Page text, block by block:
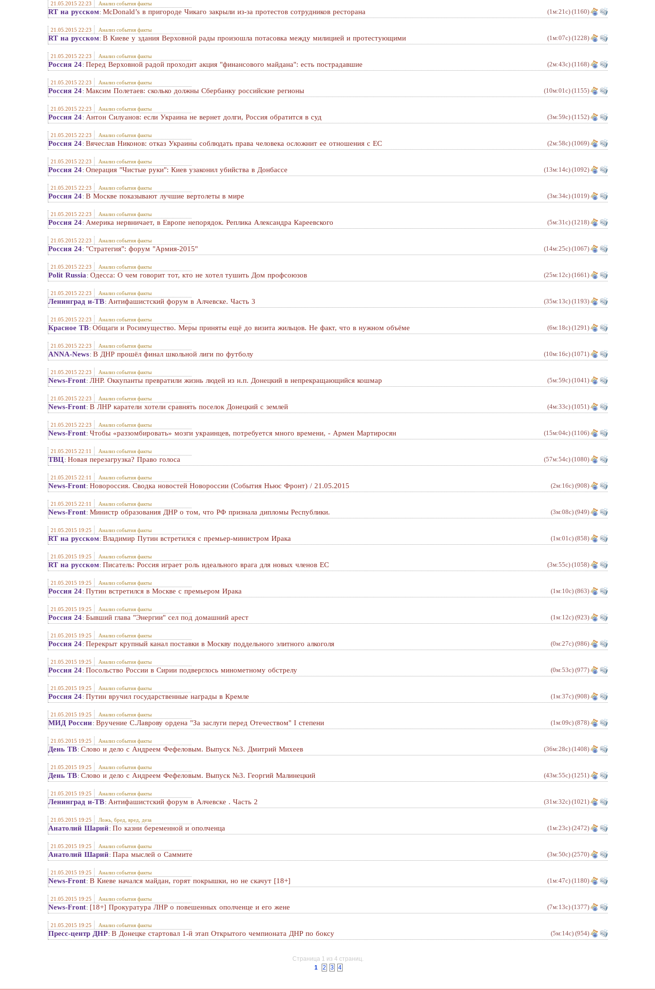
21.05.2015 22:23 Анализ события факты
RT на русском: McDonald’s в пригороде Чикаго закрыли из-за протестов сотрудников ресторана (1м:21с) (1160)
21.05.2015 22:23 Анализ события факты
RT на русском: В Киеве у здания Верховной рады произошла потасовка между милицией и протестующими (1м:07с) (1228)
21.05.2015 22:23 Анализ события факты
Россия 24: Перед Верховной радой проходит акция "финансового майдана": есть пострадавшие (2м:43с) (1168)
21.05.2015 22:23 Анализ события факты
Россия 24: Максим Полетаев: сколько должны Сбербанку российские регионы (10м:01с) (1155)
21.05.2015 22:23 Анализ события факты
Россия 24: Антон Силуанов: если Украина не вернет долги, Россия обратится в суд (3м:59с) (1152)
21.05.2015 22:23 Анализ события факты
Россия 24: Вячеслав Никонов: отказ Украины соблюдать права человека осложнит ее отношения с ЕС (2м:58с) (1069)
21.05.2015 22:23 Анализ события факты
Россия 24: Операция "Чистые руки": Киев узаконил убийства в Донбассе (13м:14с) (1092)
21.05.2015 22:23 Анализ события факты
Россия 24: В Москве показывают лучшие вертолеты в мире (3м:34с) (1019)
21.05.2015 22:23 Анализ события факты
Россия 24: Америка нервничает, в Европе непорядок. Реплика Александра Кареевского (5м:31с) (1218)
21.05.2015 22:23 Анализ события факты
Россия 24: "Стратегия": форум "Армия-2015" (14м:25с) (1067)
21.05.2015 22:23 Анализ события факты
Polit Russia : Одесса: О чем говорит тот, кто не хотел тушить Дом профсоюзов (25м:12с) (1661)
21.05.2015 22:23 Анализ события факты
Ленинград и-ТВ: Антифашистский форум в Алчевске. Часть 3 (35м:13с) (1193)
21.05.2015 22:23 Анализ события факты
Красное ТВ: Общаги и Росимущество. Меры приняты ещё до визита жильцов. Не факт, что в нужном объёме (6м:18с) (1291)
21.05.2015 22:23 Анализ события факты
ANNA-News: В ДНР прошёл финал школьной лиги по футболу (10м:16с) (1071)
21.05.2015 22:23 Анализ события факты
News-Front: ЛНР. Оккупанты превратили жизнь людей из н.п. Донецкий в непрекращающийся кошмар (5м:59с) (1041)
21.05.2015 22:23 Анализ события факты
News-Front: В ЛНР каратели хотели сравнять поселок Донецкий с землей (4м:33с) (1051)
21.05.2015 22:23 Анализ события факты
News-Front: Чтобы «раззомбировать» мозги украинцев, потребуется много времени, - Армен Мартиросян (15м:04с) (1106)
21.05.2015 22:11 Анализ события факты
ТВЦ: Новая перезагрузка? Право голоса (57м:54с) (1080)
21.05.2015 22:11 Анализ события факты
News-Front: Новороссия. Сводка новостей Новороссии (События Ньюс Фронт) / 21.05.2015 (2м:16с) (908)
21.05.2015 22:11 Анализ события факты
News-Front: Министр образования ДНР о том, что РФ признала дипломы Республики. (3м:08с) (949)
21.05.2015 19:25 Анализ события факты
RT на русском: Владимир Путин встретился с премьер-министром Ирака (1м:01с) (858)
21.05.2015 19:25 Анализ события факты
RT на русском: Писатель: Россия играет роль идеального врага для новых членов ЕС (3м:55с) (1058)
21.05.2015 19:25 Анализ события факты
Россия 24: Путин встретился в Москве с премьером Ирака (1м:10с) (863)
21.05.2015 19:25 Анализ события факты
Россия 24: Бывший глава "Энергии" сел под домашний арест (1м:12с) (923)
21.05.2015 19:25 Анализ события факты
Россия 24: Перекрыт крупный канал поставки в Москву поддельного элитного алкоголя (0м:27с) (986)
21.05.2015 19:25 Анализ события факты
Россия 24: Посольство России в Сирии подверглось минометному обстрелу (0м:53с) (977)
21.05.2015 19:25 Анализ события факты
Россия 24: Путин вручил государственные награды в Кремле (1м:37с) (908)
21.05.2015 19:25 Анализ события факты
МИД России: Вручение С.Лаврову ордена "За заслуги перед Отечеством" I степени (1м:09с) (878)
21.05.2015 19:25 Анализ события факты
День ТВ: Слово и дело с Андреем Фефеловым. Выпуск №3. Дмитрий Михеев (36м:28с) (1408)
21.05.2015 19:25 Анализ события факты
День ТВ: Слово и дело с Андреем Фефеловым. Выпуск №3. Георгий Малинецкий (43м:55с) (1251)
21.05.2015 19:25 Анализ события факты
Ленинград и-ТВ: Антифашистский форум в Алчевске . Часть 2 (31м:32с) (1021)
21.05.2015 19:25 Ложь, бред, вред, деза
Анатолий Шарий: По казни беременной и ополченца (1м:23с) (2472)
21.05.2015 19:25 Анализ события факты
Анатолий Шарий: Пара мыслей о Саммите (3м:50с) (2570)
21.05.2015 19:25 Анализ события факты
News-Front: В Киеве начался майдан, горят покрышки, но не скачут [18+] (1м:47с) (1180)
21.05.2015 19:25 Анализ события факты
News-Front: [18+] Прокуратура ЛНР о повешенных ополченце и его жене (7м:13с) (1377)
21.05.2015 19:25 Анализ события факты
Пресс-центр ДНР: В Донецке стартовал 1-й этап Открытого чемпионата ДНР по боксу (5м:14с) (954)
Страница 1 из 4 страниц.
1
2 3 4